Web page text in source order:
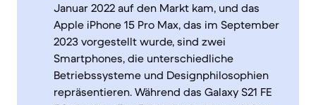
Januar 2022 auf den Markt kam, und das
Apple iPhone 15 Pro Max, das im September
2023 vorgestellt wurde, sind zwei
Smartphones, die unterschiedliche
Betriebssysteme und Designphilosophien
repräsentieren. Während das Galaxy S21 FE